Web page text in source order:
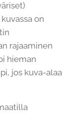
on
rajaaminen
hieman
jos kuva-alaa